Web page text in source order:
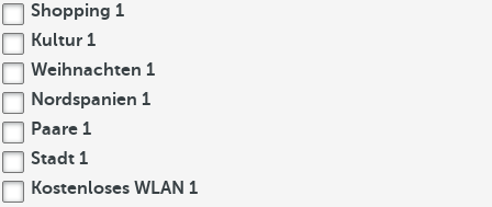
Shopping 1
Kultur 1
Weihnachten 1
Nordspanien 1
Paare 1
Stadt 1
Kostenloses WLAN 1